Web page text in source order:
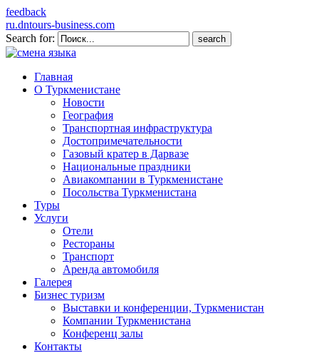
feedback
ru.dntours-business.com
Search for:
Главная
О Туркменистане
Новости
География
Транспортная инфраструктура
Достопримечательности
Газовый кратер в Дарвазе
Национальные праздники
Авиакомпании в Туркменистане
Посольства Туркменистана
Туры
Услуги
Отели
Рестораны
Транспорт
Аренда автомобиля
Галерея
Бизнес туризм
Выставки и конференции, Туркменистан
Компании Туркменистана
Конференц залы
Контакты